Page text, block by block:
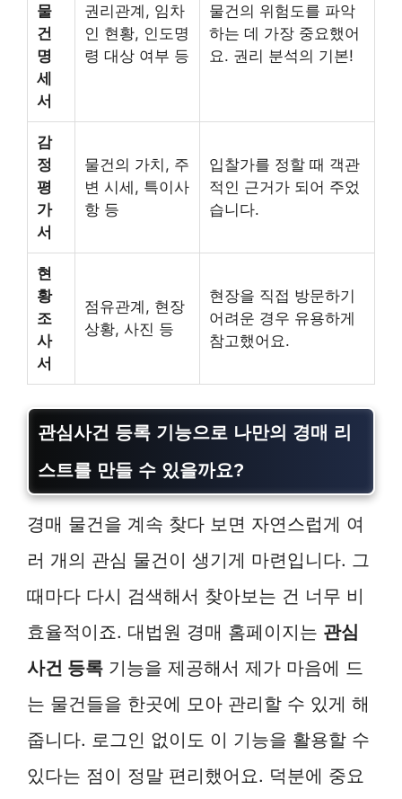
물
건
명
세
서
권리관계, 임차
인 현황, 인도명
령 대상 여부 등
물건의 위험도를 파악
하는 데 가장 중요했어
요. 권리 분석의 기본!
감
정
평
가
서
물건의 가치, 주
변 시세, 특이사
항 등
입찰가를 정할 때 객관
적인 근거가 되어 주었
습니다.
현
황
조
사
서
점유관계, 현장
상황, 사진 등
현장을 직접 방문하기
어려운 경우 유용하게
참고했어요.
관심사건 등록 기능으로 나만의 경매 리
스트를 만들 수 있을까요?
경매 물건을 계속 찾다 보면 자연스럽게 여
러 개의 관심 물건이 생기게 마련입니다. 그
때마다 다시 검색해서 찾아보는 건 너무 비
효율적이죠. 대법원 경매 홈페이지는 관심
사건 등록 기능을 제공해서 제가 마음에 드
는 물건들을 한곳에 모아 관리할 수 있게 해
줍니다. 로그인 없이도 이 기능을 활용할 수
있다는 점이 정말 편리했어요. 덕분에 중요